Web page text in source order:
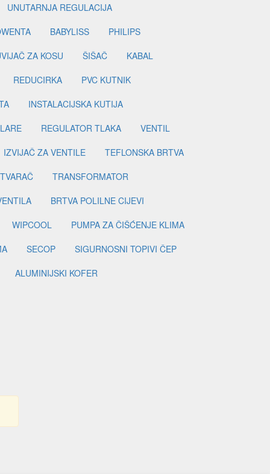
UNUTARNJA REGULACIJA
BABYLISS
PHILIPS
ZA KOSU
ŠIŠAČ
KABAL
REDUCIRKA
PVC KUTNIK
INSTALACIJSKA KUTIJA
REGULATOR TLAKA
VENTIL
IZVIJAČ ZA VENTILE
TEFLONSKA BRTVA
TRANSFORMATOR
BRTVA POLILNE CIJEVI
WIPCOOL
PUMPA ZA ČIŠĆENJE KLIMA
SECOP
SIGURNOSNI TOPIVI ČEP
ALUMINIJSKI KOFER